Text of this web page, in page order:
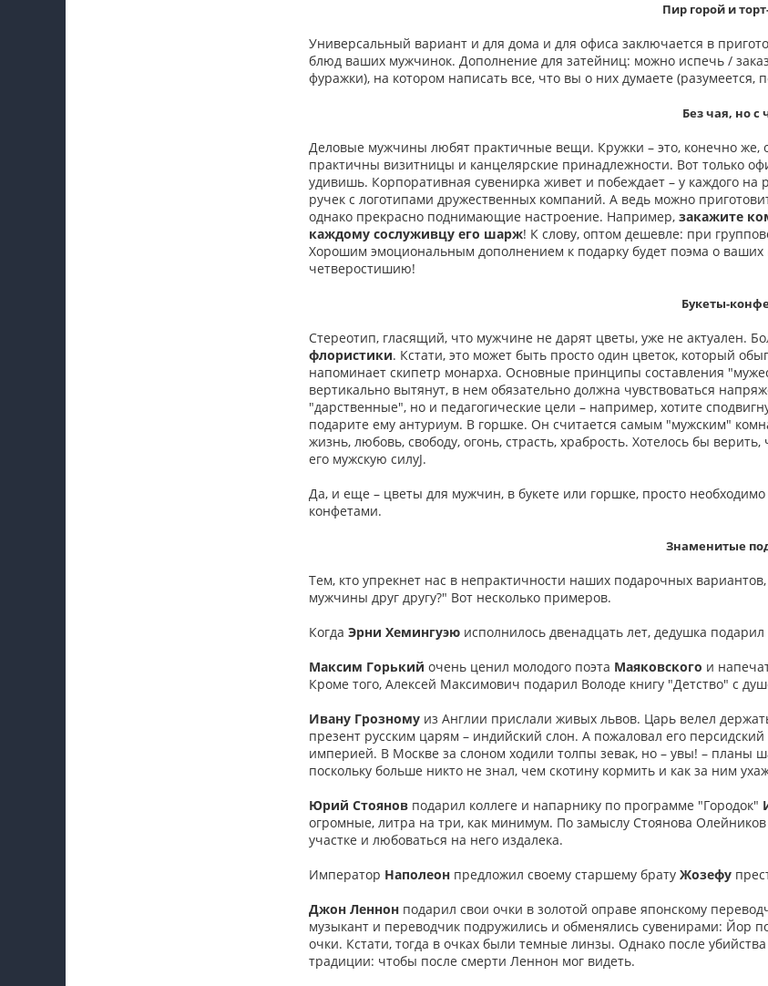
Пир горой и
Универсальный вариант и для дома и для офиса заключается в
блюд ваших мужчинок. Дополнение для затейниц: можно испечь /
фуражки), на котором написать все, что вы о них думаете (разумеется,
Без чая, но с
Деловые мужчины любят практичные вещи. Кружки – это, конечно же,
практичны визитницы и канцелярские принадлежности. Вот только
удивишь. Корпоративная сувенирка живет и побеждает – у каждого на
ручек с логотипами дружественных компаний. А ведь можно
однако прекрасно поднимающие настроение. Например, закажите
каждому сослуживцу его шарж! К слову, оптом дешевле: при
Хорошим эмоциональным дополнением к подарку будет поэма о
четверостишию!
Букеты-
Стереотип, гласящий, что мужчине не дарят цветы, уже не актуален.
флористики. Кстати, это может быть просто один цветок, который
напоминает скипетр монарха. Основные принципы составления
вертикально вытянут, в нем обязательно должна чувствоваться
"дарственные", но и педагогические цели – например, хотите
подарите ему антуриум. В горшке. Он считается самым "мужским"
жизнь, любовь, свободу, огонь, страсть, храбрость. Хотелось бы
его мужскую силуJ.
Да, и еще – цветы для мужчин, в букете или горшке, просто
конфетами.
Знаменитые
Тем, кто упрекнет нас в непрактичности наших подарочных
мужчины друг другу?" Вот несколько примеров.
Когда Эрни Хемингуэю исполнилось двенадцать лет, дедушка
Максим Горький очень ценил молодого поэта Маяковского и
Кроме того, Алексей Максимович подарил Володе книгу "Детство" с
Ивану Грозному из Англии прислали живых львов. Царь велел
презент русским царям – индийский слон. А пожаловал его
империей. В Москве за слоном ходили толпы зевак, но – увы! – планы
поскольку больше никто не знал, чем скотину кормить и как за ним
Юрий Стоянов подарил коллеге и напарнику по программе "Городок"
огромные, литра на три, как минимум. По замыслу Стоянова
участке и любоваться на него издалека.
Император Наполеон предложил своему старшему брату Жозефу
Джон Леннон подарил свои очки в золотой оправе японскому
музыкант и переводчик подружились и обменялись сувенирами: Йор
очки. Кстати, тогда в очках были темные линзы. Однако после
традиции: чтобы после смерти Леннон мог видеть.